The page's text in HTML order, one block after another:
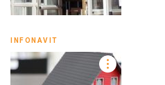
INFONAVIT